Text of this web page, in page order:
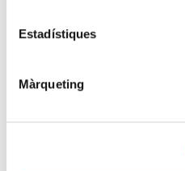
Estadístiques
Màrqueting
SERVEIS DE NETEJA I
Tècnica de Barcelona (CATEB),